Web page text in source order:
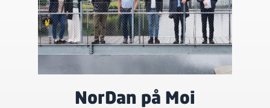
NorDan på Moi